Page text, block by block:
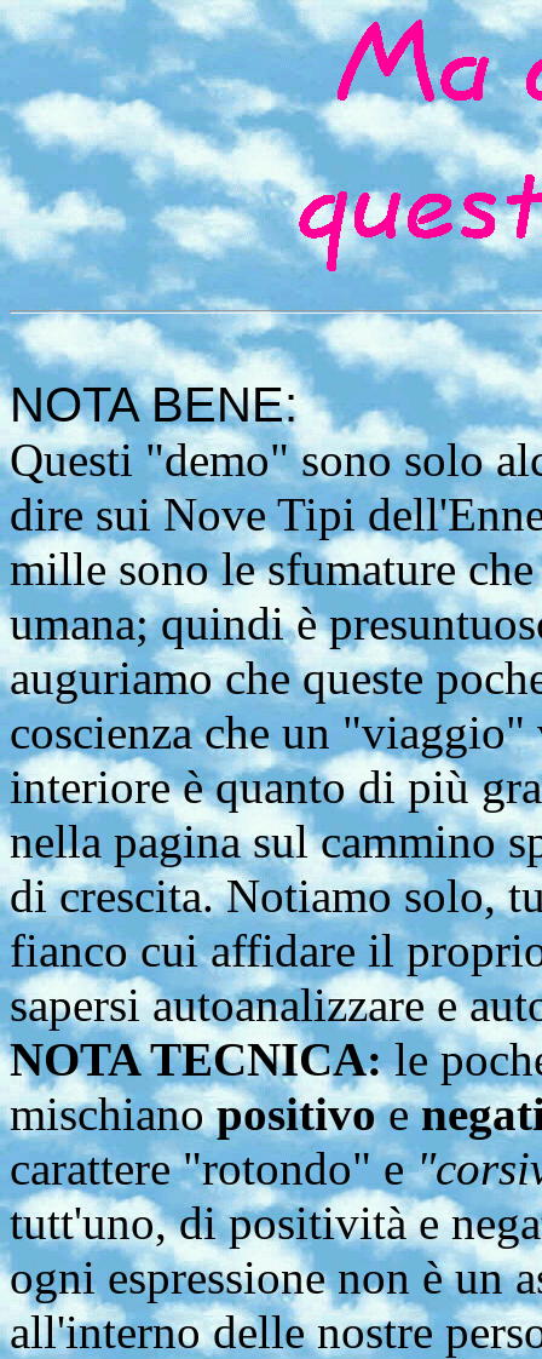
NOTA BENE:
Questi "demo" sono solo
dire sui Nove Tipi
mille sono le sfumature
umana; quindi è
auguriamo che queste
coscienza che un
interiore è quanto di più
nella pagina sul cammino
di crescita. Notiamo solo,
fianco cui affidare il
sapersi autoanalizzare e
NOTA TECNICA:le
mischianopositivoe
carattere "rotondo" e
tutt'uno, di positività e
ogni espressione non è un
all'interno delle nostre